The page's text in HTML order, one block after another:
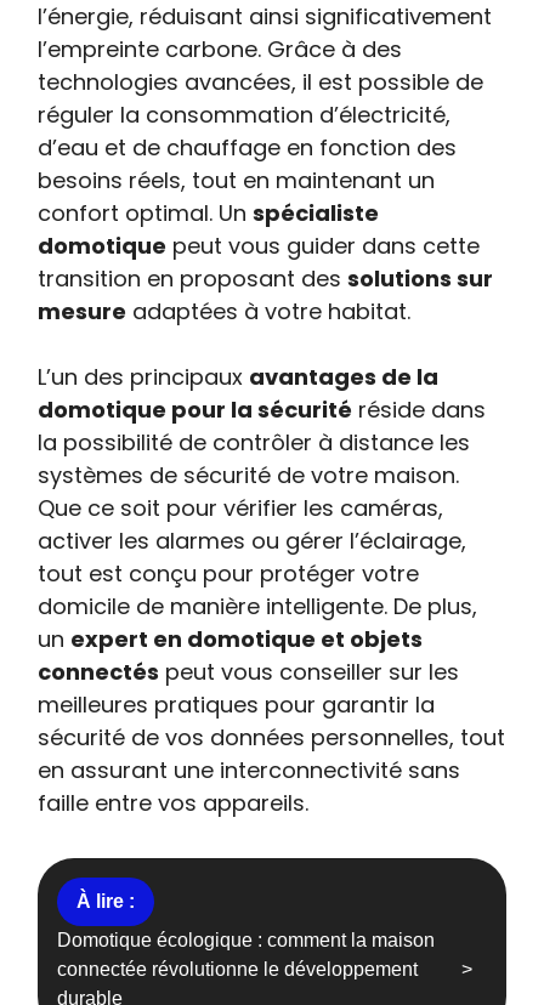
l’énergie, réduisant ainsi significativement
l’empreinte carbone. Grâce à des
technologies avancées, il est possible de
réguler la consommation d’électricité,
d’eau et de chauffage en fonction des
besoins réels, tout en maintenant un
confort optimal. Unspécialiste
domotique peut vous guider dans cette
transition en proposant dessolutions sur
mesure adaptées à votre habitat.
L’un des principaux avantages de la
domotique pour la sécurité réside dans
la possibilité de contrôler à distance les
systèmes de sécurité de votre maison.
Que ce soit pour vérifier les caméras,
activer les alarmes ou gérer l’éclairage,
tout est conçu pour protéger votre
domicile de manière intelligente. De plus,
un expert en domotique et objets
connectés peut vous conseiller sur les
meilleures pratiques pour garantir la
sécurité de vos données personnelles, tout
en assurant une interconnectivité sans
faille entre vos appareils.
Domotique écologique : comment la maison
connectée révolutionne le développement
durable